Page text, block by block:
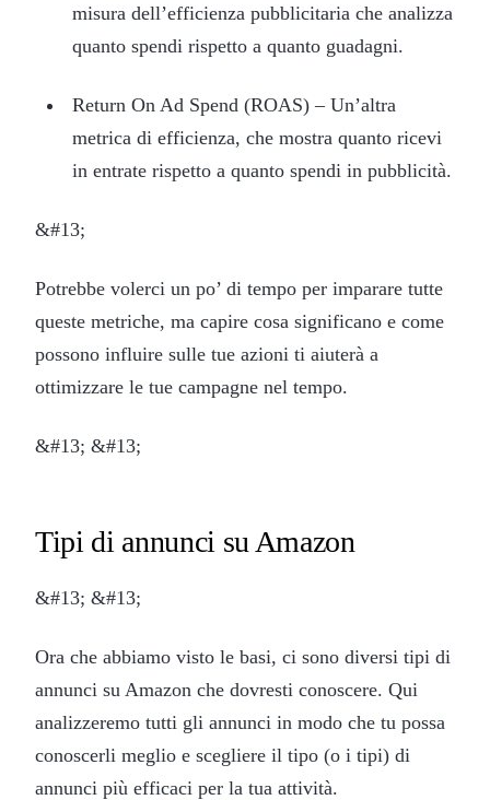
misura dell’efficienza pubblicitaria che analizza
quanto spendi rispetto a quanto guadagni.
Return On Ad Spend (ROAS) – Un’altra
metrica di efficienza, che mostra quanto ricevi
in entrate rispetto a quanto spendi in pubblicità.
&#13;
Potrebbe volerci un po’ di tempo per imparare tutte
queste metriche, ma capire cosa significano e come
possono influire sulle tue azioni ti aiuterà a
ottimizzare le tue campagne nel tempo.
&#13; &#13;
Tipi di annunci su Amazon
&#13; &#13;
Ora che abbiamo visto le basi, ci sono diversi tipi di
annunci su Amazon che dovresti conoscere. Qui
analizzeremo tutti gli annunci in modo che tu possa
conoscerli meglio e scegliere il tipo (o i tipi) di
annunci più efficaci per la tua attività.